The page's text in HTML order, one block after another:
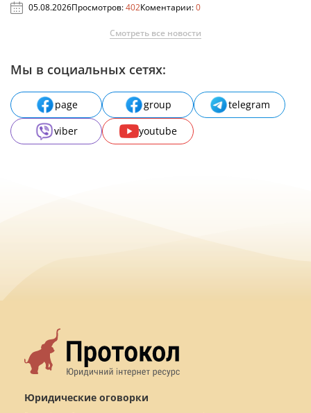
05.08.2026Просмотров:402Коментарии:0
Смотреть все новости
Мы в социальных сетях:
page group
telegram
viber
youtube
Юридические оговорки